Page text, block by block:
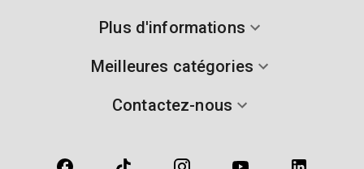
Plus d'informations
Meilleures catégories
Contactez-nous